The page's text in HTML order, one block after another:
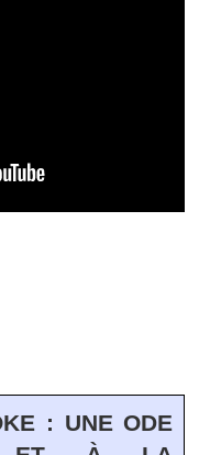
: UNE ODE